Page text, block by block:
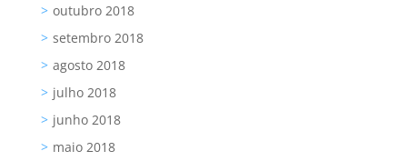
outubro 2018
setembro 2018
agosto 2018
julho 2018
junho 2018
maio 2018